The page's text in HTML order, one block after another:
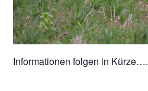
Informationen folgen in Kürze….